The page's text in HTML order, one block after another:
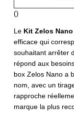
()
Le Kit Zelos
efficace qui
souhaitant arrêter
répond aux
box Zelos Nano a
nom, avec un
rapproche
marque la plus